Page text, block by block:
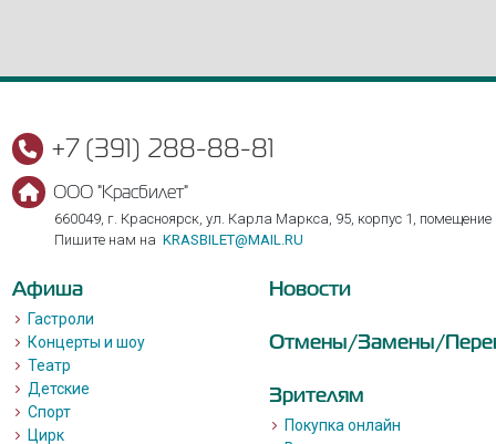
+7 (391) 288-88-81
ООО "Красбилет"
660049, г. Красноярск, ул. Карла Маркса, 95, корпус 1, помещение
Пишите нам на KRASBILET@MAIL.RU
Афиша
Гастроли
Концерты и шоу
Театр
Детские
Спорт
Цирк
Новости
Отмены/Замены/
Зрителям
Покупка онлайн